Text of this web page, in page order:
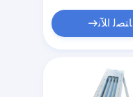
ﺎﺘﺼﻟ ﺍﻶﻧ